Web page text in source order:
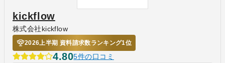
kickflow
株式会社kickflow
2026上半期 資料請求数ランキング1位
4.805件の口コミ